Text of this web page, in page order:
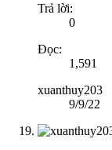
Trả lời:
0
Đọc:
1,591
xuanthuy203
9/9/22